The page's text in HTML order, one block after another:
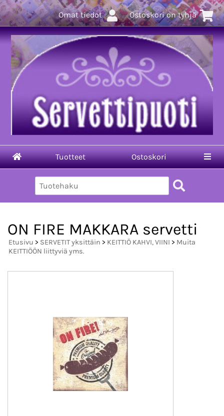
Omat tiedot Ostoskori on tyhjä
Tuotteet Ostoskori
ON FIRE MAKKARA servetti
Etusivu > SERVETIT yksittäin > KEITTIÖ KAHVI, VIINI > Muita
KEITTIÖÖN liittyviä yms.